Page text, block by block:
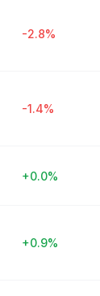
-2.8%
-1.4%
+0.0%
+0.9%